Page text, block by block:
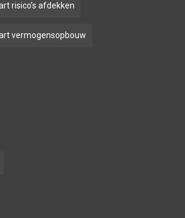
risico’s afdekken
vermogensopbouw